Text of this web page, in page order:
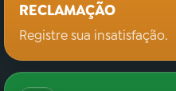
RECLAMAÇÃO
Registre sua insatisfação.